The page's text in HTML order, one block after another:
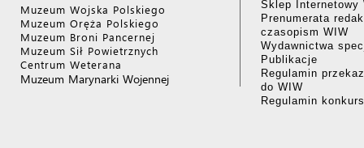
Muzeum Wojska Polskiego
Muzeum Oręża Polskiego
Muzeum Broni Pancernej
Muzeum Sił Powietrznych
Centrum Weterana
Muzeum Marynarki Wojennej
Sklep Internetowy
Prenumerata
czasopism WIW
Wydawnictwa
Publikacje
Regulamin
do WIW
Regulamin